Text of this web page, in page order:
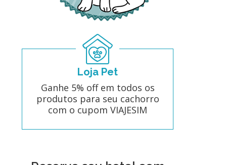
Loja Pet
Ganhe 5% off em todos os
produtos para seu cachorro
com o cupom VIAJESIM